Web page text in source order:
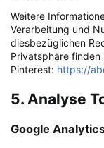
Weitere
Verarbeitung und
diesbezüglichen
Privatsphäre finden
Pinterest: https://
5. Analyse
Google